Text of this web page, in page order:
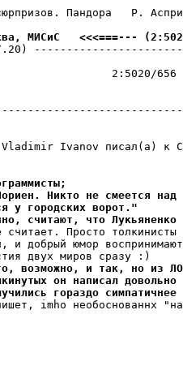
Пандора   Р.
МИСиС   <<<===---
2:5020/656
Vladimir Ivanov писал(a)
Никто не cмеетcя над
y гоpодcких воpот."
считают, что Лукьяненко
Просто
и добрый юмор
возможно, и так, но из
он написал довольно
гораздо симпатичнее
imho необоснованнх